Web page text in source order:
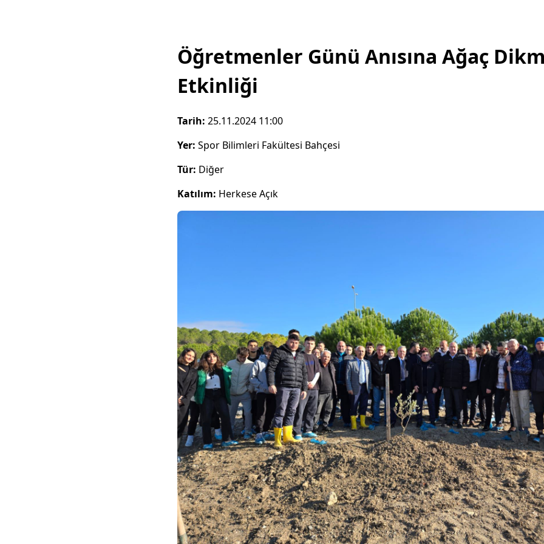
Öğretmenler Günü Anısına Ağaç
Etkinliği
Tarih: 25.11.2024 11:00
Yer: Spor Bilimleri Fakültesi Bahçesi
Tür: Diğer
Katılım: Herkese Açık